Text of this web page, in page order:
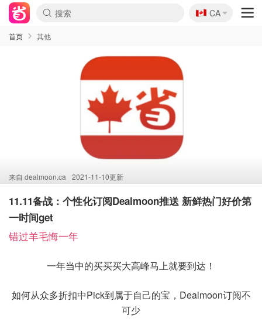
🇨🇦
CA
首页 其他
来自 dealmoon.ca 2021-11-10更新
11.11备战：个性化订阅Dealmoon推送 新鲜热门好价第
一时间get
错过羊毛悔一年
一年当中的买买买大高峰马上就要到达！
如何从众多折扣中Pick到属于自己的宝，Dealmoon订阅不
可少